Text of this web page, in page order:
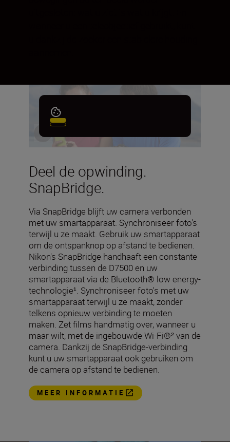
Deel de opwinding.
SnapBridge.
Via SnapBridge blijft uw camera verbonden
met uw smartapparaat. Synchroniseer foto's
terwijl u ze maakt. Gebruik uw smartapparaat
om de ontspanknop op afstand te bedienen.
Nikon's SnapBridge handhaaft een constante
verbinding tussen de D7500 en uw
smartapparaat via de Bluetooth® low energy-
technologie¹. Synchroniseer foto's met uw
smartapparaat terwijl u ze maakt, zonder
telkens opnieuw verbinding te moeten
maken. Zet films handmatig over, wanneer u
maar wilt, met de ingebouwde Wi-Fi®² van de
camera. Dankzij de SnapBridge-verbinding
kunt u uw smartapparaat ook gebruiken om
de camera op afstand te bedienen.
MEER INFORMATIE